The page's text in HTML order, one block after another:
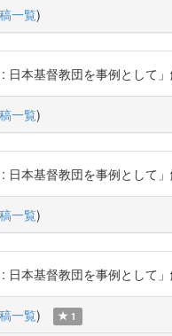
一覧)
日本基督教団を事例とし
一覧)
日本基督教団を事例とし
一覧)
日本基督教団を事例とし
一覧) 1